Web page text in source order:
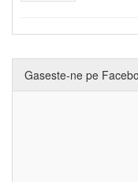
Gaseste-ne pe